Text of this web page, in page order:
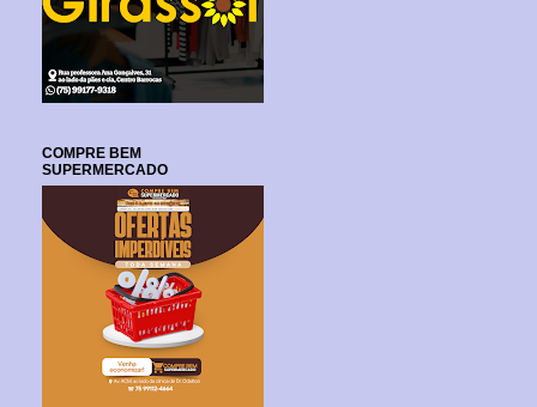
COMPRE BEM
SUPERMERCADO